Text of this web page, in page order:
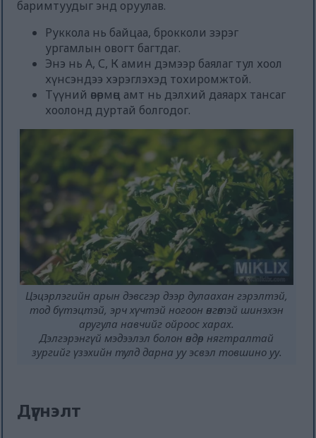
баримтуудыг энд оруулав.
Руккола нь байцаа, брокколи зэрэг
ургамлын овогт багтдаг.
Энэ нь А, С, К амин дэмээр баялаг тул хоол
хүнсэндээ хэрэглэхэд тохиромжтой.
Түүний өвөрмөц амт нь дэлхий даяарх тансаг
хоолонд дуртай болгодог.
Цэцэрлэгийн арын дэвсгэр дээр дулаахан гэрэлтэй,
тод бүтэцтэй, эрч хүчтэй ногоон өнгөтэй шинэхэн
аругула навчийг ойроос харах.
Дэлгэрэнгүй мэдээлэл болон өндөр нягтралтай
зургийг үзэхийн тулд дарна уу эсвэл товшино уу.
Дүгнэлт